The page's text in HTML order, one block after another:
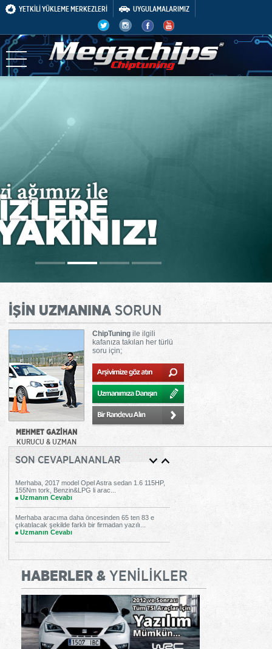
YETKİLİ YÜKLEME MERKEZLERİ UYGULAMALARIMIZ
İŞİN UZMANINASORUN
MEHMET GAZİHAN
KURUCU & UZMAN
ChipTuningile ilgili
kafanıza takılan her türlü
soru için;
SON CEVAPLANANLAR
Merhaba, 2017 model Opel Astra sedan 1.6 115HP,
155Nm tork, Benzin&LPG li arac...
Uzmanın Cevabı
Merhaba aracıma daha öncesinden 65 ten 83 e
çıkatılacak şekilde farklı bir firmadan yazılı...
Uzmanın Cevabı
HABERLER &YENİLİKLER